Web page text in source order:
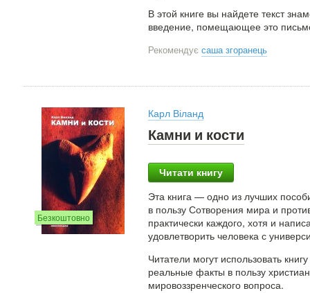
В этой книге вы найдете текст
введение, помещающее это
Рекомендує саша згоранець
Безкоштовно
Карл Віланд
Камни и кости
Читати книгу
Эта книга — одно из лучших
в пользу Сотворения мира и
практически каждого, хотя и
удовлетворить человека с
Читатели могут использовать
реальные факты в пользу
мировоззренческого вопроса.